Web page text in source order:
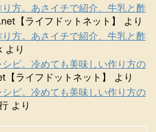
方。あさイチで紹介、牛乳と酢
【ライフドットネット】
より
方。あさイチで紹介、牛乳と酢
より
ピ。冷めても美味しい作り方の
【ライフドットネット】
より
ピ。冷めても美味しい作り方の
より